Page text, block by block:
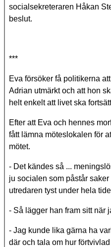
socialsekreteraren Håkan
beslut.
***
Eva försöker få politikerna
Adrian utmärkt och att hon
helt enkelt att livet ska
Efter att Eva och hennes
fått lämna möteslokalen för
mötet.
- Det kändes så ...
ju socialen som påstår
utredaren tyst under hela
- Så lägger han fram sitt när
- Jag kunde lika gärna ha
där och tala om hur